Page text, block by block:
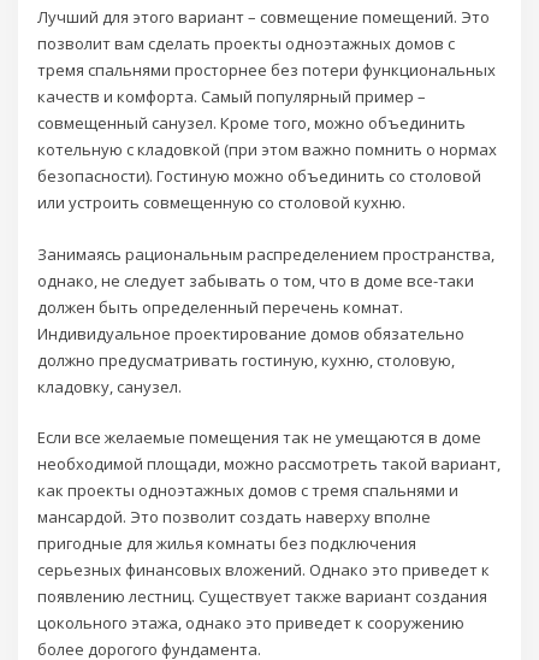
Лучший для этого вариант – совмещение помещений. Это
позволит вам сделать проекты одноэтажных домов с
тремя спальнями просторнее без потери функциональных
качеств и комфорта. Самый популярный пример –
совмещенный санузел. Кроме того, можно объединить
котельную с кладовкой (при этом важно помнить о нормах
безопасности). Гостиную можно объединить со столовой
или устроить совмещенную со столовой кухню.
Занимаясь рациональным распределением пространства,
однако, не следует забывать о том, что в доме все-таки
должен быть определенный перечень комнат.
Индивидуальное проектирование домов обязательно
должно предусматривать гостиную, кухню, столовую,
кладовку, санузел.
Если все желаемые помещения так не умещаются в доме
необходимой площади, можно рассмотреть такой вариант,
как проекты одноэтажных домов с тремя спальнями и
мансардой. Это позволит создать наверху вполне
пригодные для жилья комнаты без подключения
серьезных финансовых вложений. Однако это приведет к
появлению лестниц. Существует также вариант создания
цокольного этажа, однако это приведет к сооружению
более дорогого фундамента.